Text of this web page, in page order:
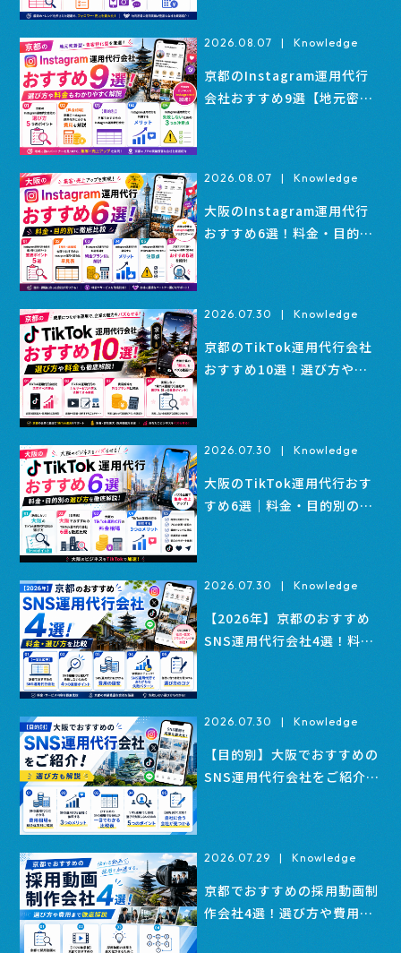
2026.08.07 | Knowledge
京都のInstagram運用代行
会社おすすめ9選【地元密着
2026.08.07 | Knowledge
大阪のInstagram運用代行
おすすめ6選！料金・目的別
2026.07.30 | Knowledge
京都のTikTok運用代行会社
おすすめ10選！選び方や料
2026.07.30 | Knowledge
大阪のTikTok運用代行おす
すめ6選｜料金・目的別の選
2026.07.30 | Knowledge
【2026年】京都のおすすめ
SNS運用代行会社4選！料
2026.07.30 | Knowledge
【目的別】大阪でおすすめの
SNS運用代行会社をご紹介！
2026.07.29 | Knowledge
京都でおすすめの採用動画制
作会社4選！選び方や費用ま